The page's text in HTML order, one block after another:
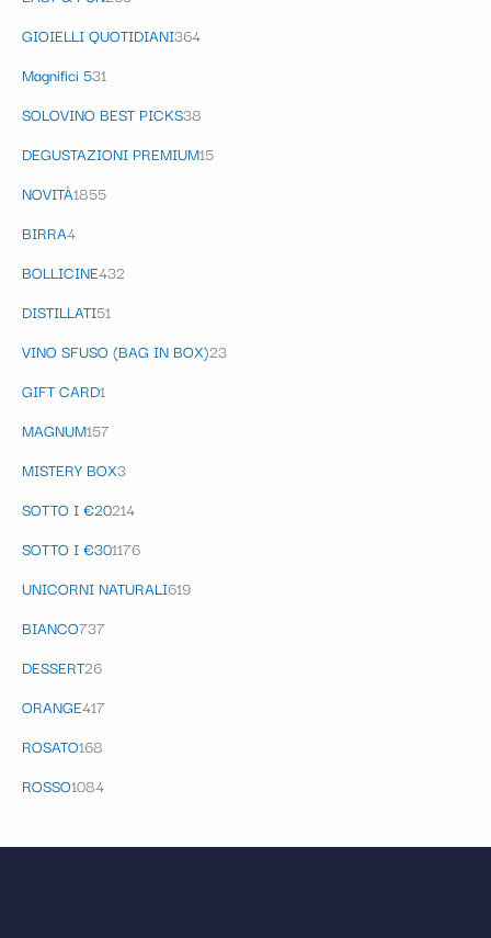
GIOIELLI QUOTIDIANI364
Magnifici 531
SOLOVINO BEST PICKS38
DEGUSTAZIONI PREMIUM15
NOVITÀ1855
BIRRA4
BOLLICINE432
DISTILLATI51
VINO SFUSO (BAG IN BOX)23
GIFT CARD1
MAGNUM157
MISTERY BOX3
SOTTO I €20214
SOTTO I €301176
UNICORNI NATURALI619
BIANCO737
DESSERT26
ORANGE417
ROSATO168
ROSSO1084